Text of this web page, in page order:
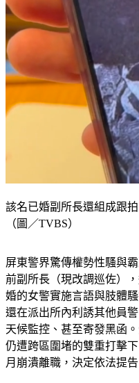
該名已婚副所長還組成跟
屏東警界驚傳權勢性騷與
前副所長（現改調巡佐）
婚的女警實施言語與肢體
還在派出所內利誘其他員
天候監控、甚至寄發黑函
仍遭跨區圍堵的雙重打擊